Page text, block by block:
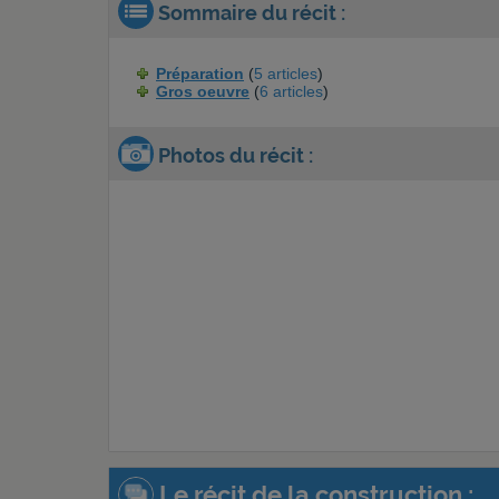
Sommaire du récit :
Préparation (5 articles)
Gros oeuvre (6 articles)
Photos du récit :